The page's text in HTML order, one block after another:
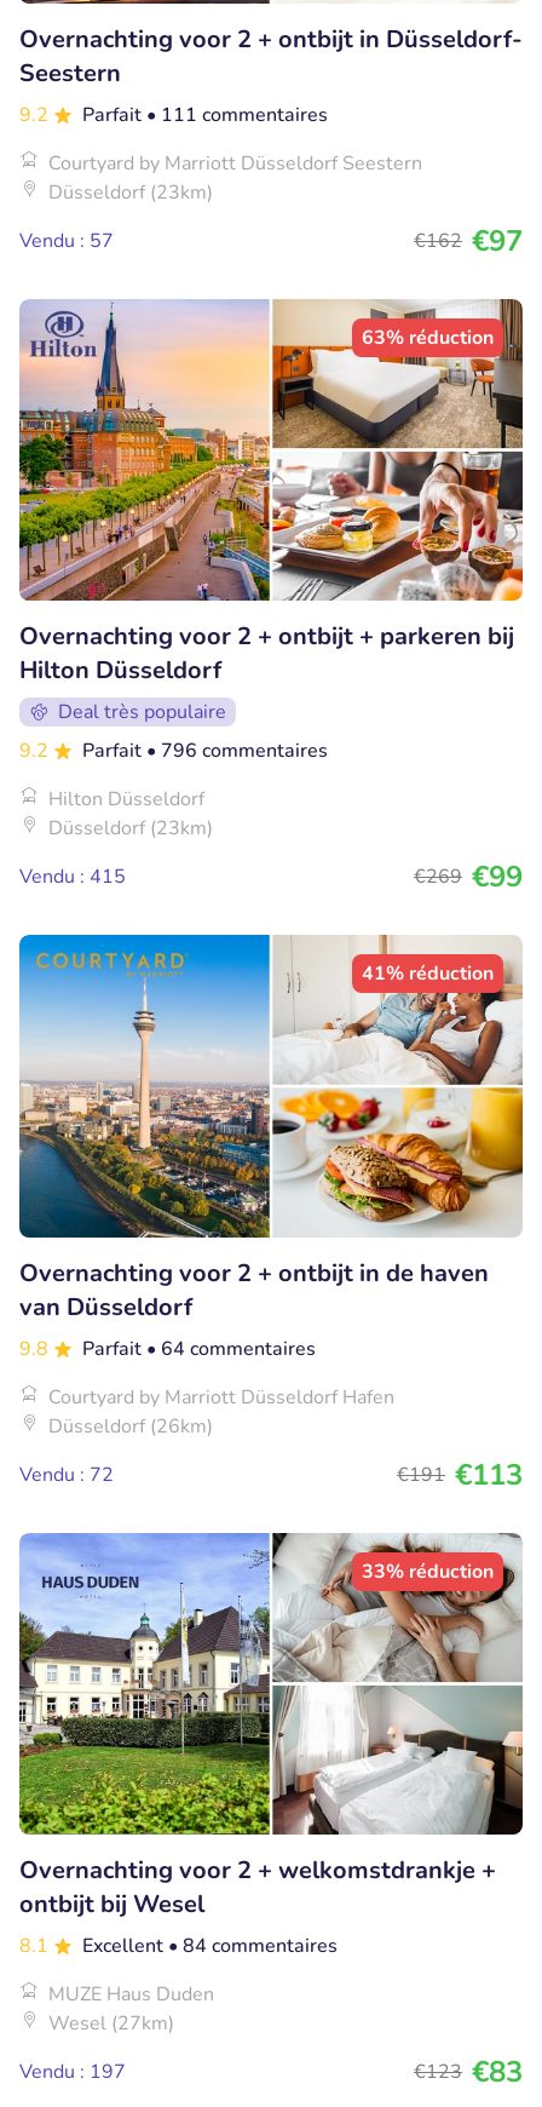
Overnachting voor 2 + ontbijt in Düsseldorf-
Seestern
9.2 Parfait • 111 commentaires
Courtyard by Marriott Düsseldorf Seestern
Düsseldorf (23km)
Vendu : 57
€162 €97
63% réduction
Overnachting voor 2 + ontbijt + parkeren bij
Hilton Düsseldorf
Deal très populaire
9.2
Parfait • 796 commentaires
Hilton Düsseldorf
Düsseldorf (23km)
Vendu : 415
€269 €99
41% réduction
Overnachting voor 2 + ontbijt in de haven
van Düsseldorf
9.8 Parfait • 64 commentaires
Courtyard by Marriott Düsseldorf Hafen
Düsseldorf (26km)
Vendu : 72
€191 €113
33% réduction
Overnachting voor 2 + welkomstdrankje +
ontbijt bij Wesel
8.1 Excellent • 84 commentaires
MUZE Haus Duden
Wesel (27km)
Vendu : 197
€123 €83